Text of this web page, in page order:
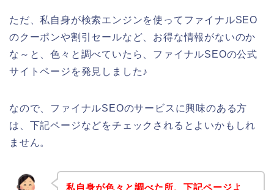
ただ、私自身が検索エンジンを使ってファイナルSEO
のクーポンや割引セールなど、お得な情報がないのか
な～と、色々と調べていたら、ファイナルSEOの公式
サイトページを発見しました♪
なので、ファイナルSEOのサービスに興味のある方
は、下記ページなどをチェックされるとよいかもしれ
ません。
私自身が色々と調べた所、下記ページよ